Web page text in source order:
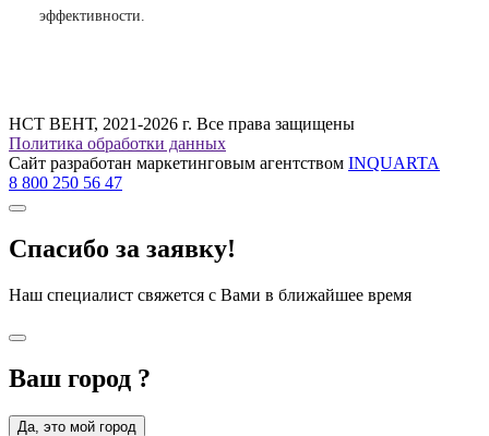
эффективности.
НСТ ВЕНТ, 2021-2026 г. Все права защищены
Политика обработки данных
Сайт разработан маркетинговым агентством INQUARTA
8 800 250 56 47
Спасибо за заявку!
Наш специалист свяжется с Вами в ближайшее время
Ваш город ?
Да, это мой город